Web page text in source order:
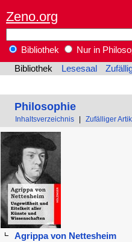
Zeno.org
Bibliothek
Nur in
Bibliothek
Lesesaal
Philosophie
Inhaltsverzeichnis Zufälliger
Agrippa von Nettesheim